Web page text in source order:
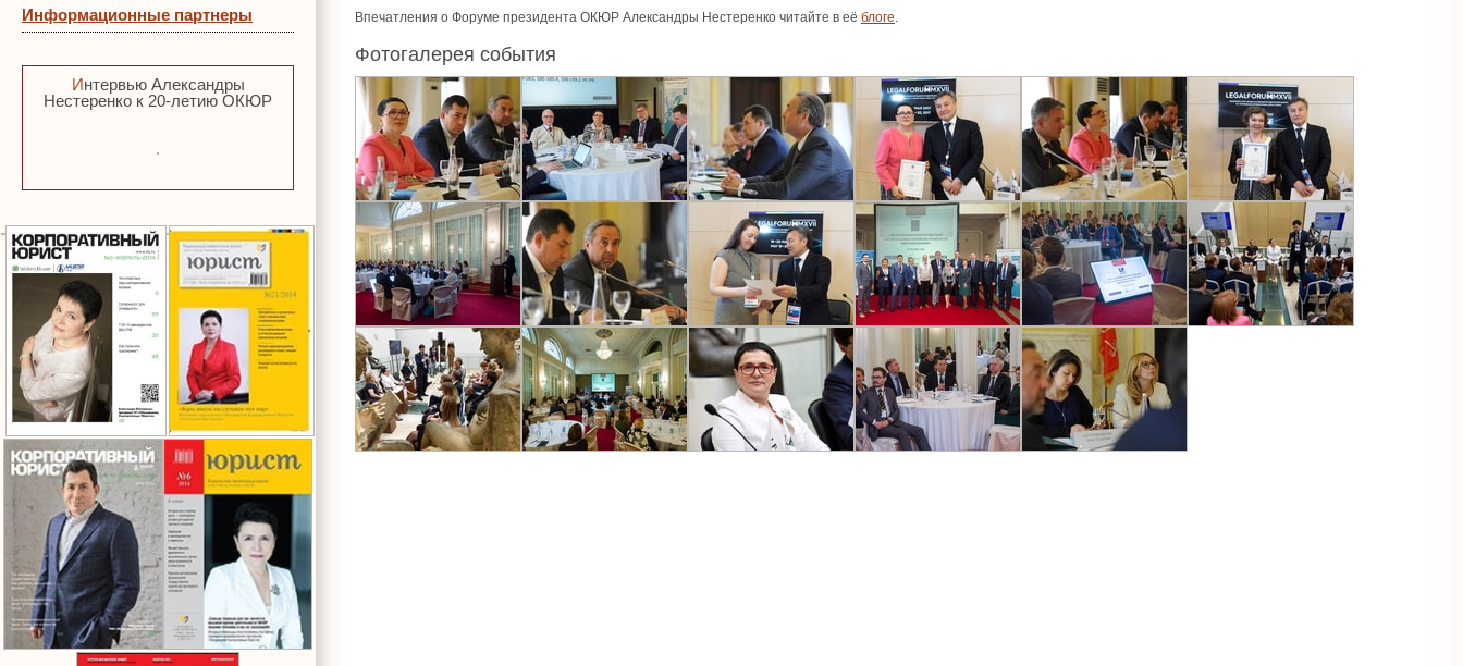
Информационные партнеры
Интервью Александры
Нестеренко к 20-летию ОКЮР
Впечатления о Форуме президента ОКЮР Александры Нестеренко читайте в её блоге.
Фотогалерея события